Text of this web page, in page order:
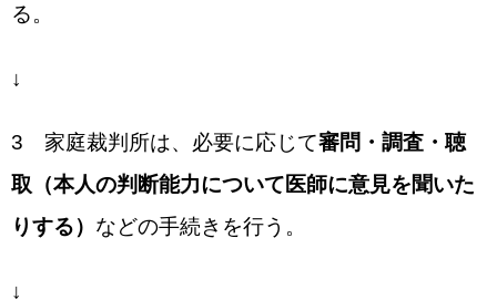
る。
↓
3 家庭裁判所は、必要に応じて審問・調査・聴
取（本人の判断能力について医師に意見を聞いた
りする） などの手続きを行う。
↓